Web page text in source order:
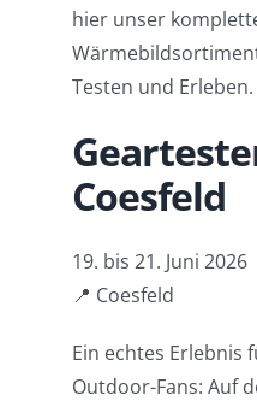
hier unser
Testen und Erleben.
Coesfeld
19. bis 21. Juni 2026
📍 Coesfeld
Ein echtes Erlebnis
Outdoor-Fans: Auf